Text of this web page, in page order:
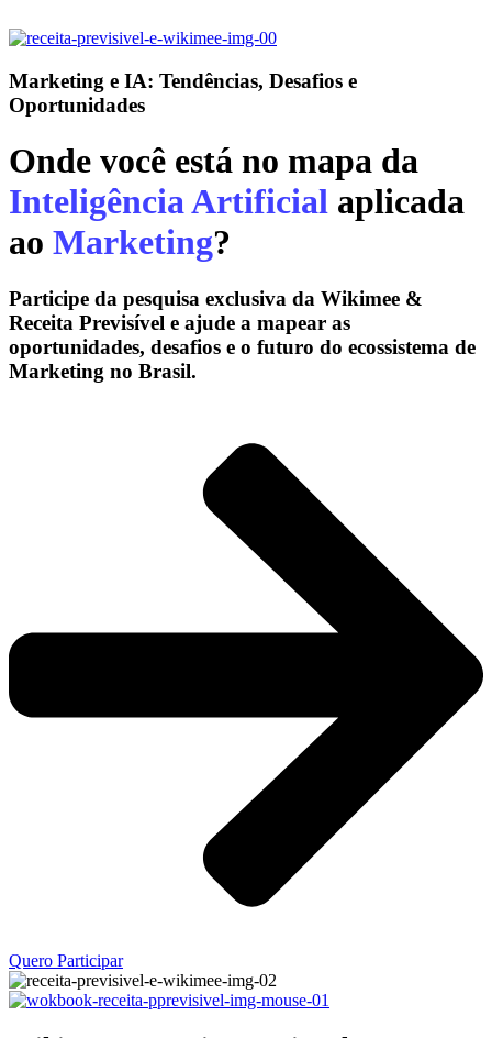
Marketing e IA: Tendências, Desafios e
Oportunidades
Onde você está no mapa da
Inteligência Artificial aplicada
ao Marketing?
Participe da pesquisa exclusiva da Wikimee &
Receita Previsível e ajude a mapear as
oportunidades, desafios e o futuro do ecossistema de
Marketing no Brasil.
Quero Participar